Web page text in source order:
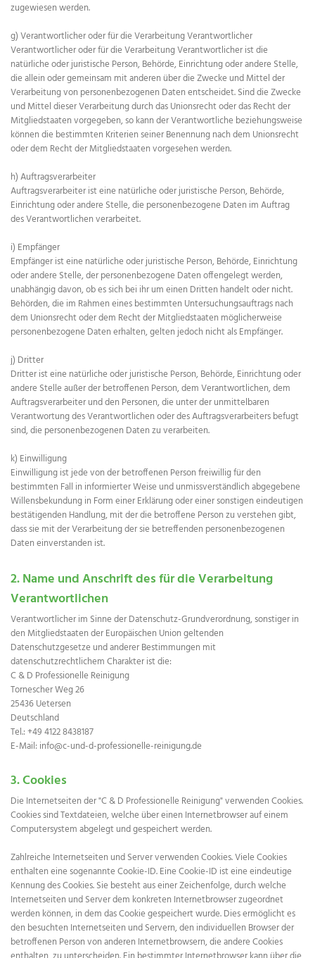
zugewiesen werden.
g) Verantwortlicher oder für die Verarbeitung Verantwortlicher
Verantwortlicher oder für die Verarbeitung Verantwortlicher ist die
natürliche oder juristische Person, Behörde, Einrichtung oder andere Stelle,
die allein oder gemeinsam mit anderen über die Zwecke und Mittel der
Verarbeitung von personenbezogenen Daten entscheidet. Sind die Zwecke
und Mittel dieser Verarbeitung durch das Unionsrecht oder das Recht der
Mitgliedstaaten vorgegeben, so kann der Verantwortliche beziehungsweise
können die bestimmten Kriterien seiner Benennung nach dem Unionsrecht
oder dem Recht der Mitgliedstaaten vorgesehen werden.
h) Auftragsverarbeiter
Auftragsverarbeiter ist eine natürliche oder juristische Person, Behörde,
Einrichtung oder andere Stelle, die personenbezogene Daten im Auftrag
des Verantwortlichen verarbeitet.
i) Empfänger
Empfänger ist eine natürliche oder juristische Person, Behörde, Einrichtung
oder andere Stelle, der personenbezogene Daten offengelegt werden,
unabhängig davon, ob es sich bei ihr um einen Dritten handelt oder nicht.
Behörden, die im Rahmen eines bestimmten Untersuchungsauftrags nach
dem Unionsrecht oder dem Recht der Mitgliedstaaten möglicherweise
personenbezogene Daten erhalten, gelten jedoch nicht als Empfänger.
j) Dritter
Dritter ist eine natürliche oder juristische Person, Behörde, Einrichtung oder
andere Stelle außer der betroffenen Person, dem Verantwortlichen, dem
Auftragsverarbeiter und den Personen, die unter der unmittelbaren
Verantwortung des Verantwortlichen oder des Auftragsverarbeiters befugt
sind, die personenbezogenen Daten zu verarbeiten.
k) Einwilligung
Einwilligung ist jede von der betroffenen Person freiwillig für den
bestimmten Fall in informierter Weise und unmissverständlich abgegebene
Willensbekundung in Form einer Erklärung oder einer sonstigen eindeutigen
bestätigenden Handlung, mit der die betroffene Person zu verstehen gibt,
dass sie mit der Verarbeitung der sie betreffenden personenbezogenen
Daten einverstanden ist.
2. Name und Anschrift des für die Verarbeitung
Verantwortlichen
Verantwortlicher im Sinne der Datenschutz-Grundverordnung, sonstiger in
den Mitgliedstaaten der Europäischen Union geltenden
Datenschutzgesetze und anderer Bestimmungen mit
datenschutzrechtlichem Charakter ist die:
C & D Professionelle Reinigung
Tornescher Weg 26
25436 Uetersen
Deutschland
Tel.:+49 4122 8438187
E-Mail: info@c-und-d-professionelle-reinigung.de
3. Cookies
Die Internetseiten der "C & D Professionelle Reinigung" verwenden Cookies.
Cookies sind Textdateien, welche über einen Internetbrowser auf einem
Computersystem abgelegt und gespeichert werden.
Zahlreiche Internetseiten und Server verwenden Cookies. Viele Cookies
enthalten eine sogenannte Cookie-ID. Eine Cookie-ID ist eine eindeutige
Kennung des Cookies. Sie besteht aus einer Zeichenfolge, durch welche
Internetseiten und Server dem konkreten Internetbrowser zugeordnet
werden können, in dem das Cookie gespeichert wurde. Dies ermöglicht es
den besuchten Internetseiten und Servern, den individuellen Browser der
betroffenen Person von anderen Internetbrowsern, die andere Cookies